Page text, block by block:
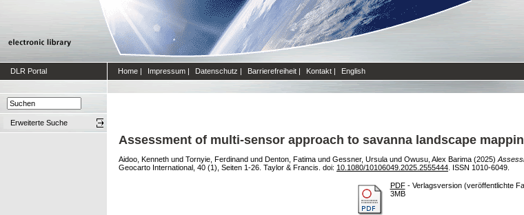
DLR Portal Home | Impressum | Datenschutz | Barrierefreiheit | Kontakt | English
Erweiterte Suche
Assessment of multi-sensor approach to savanna landscape
Aidoo, Kenneth und Tornyie, Ferdinand und Denton, Fatima und Gessner, Ursula und Owusu, Alex Barima (2025)
Geocarto International, 40 (1), Seiten 1-26. Taylor & Francis. doi: 10.1080/10106049.2025.2555444 . ISSN 1010-6049.
PDF- Verlagsversion (veröffentlichte
3MB